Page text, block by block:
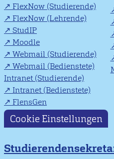
FlexNow (Studierende)
FlexNow (Lehrende)
StudIP
Moodle
Webmail (Studierende)
Webmail (Bedienstete)
Intranet (Studierende)
Intranet (Bedienstete)
FlensGen
Cookie Einstellungen